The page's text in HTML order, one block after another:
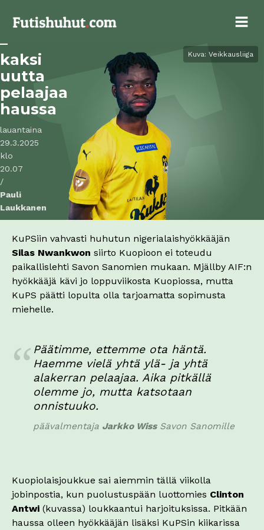
Kuva: Veikkausliiga
KuPSille
–
kaksi
uutta
pelaajaa
haussa
lauantaina
29.3.2025
klo
20.07
/
Pauli
Laukkanen
KuPSiin vahvasti huhutun nigerialaishyökkääjän
Silas Nwankwon siirto Kuopioon ei toteudu
paikallislehti Savon Sanomien mukaan. Mjällby AIF:n
hyökkääjä kävi jo loppuviikosta Kuopiossa, mutta
KuPS päätti lopulta olla tarjoamatta sopimusta
miehelle.
Päätimme, ettemme ota häntä.
Haemme vielä yhtä ylä- ja yhtä
alakerran pelaajaa. Aika pitkällä
olemme jo, mutta katsotaan
onnistuuko.
päävalmentaja Jarkko WissSavon Sanomille
Kuopiolaisjoukkue sai aiemmin tällä viikolla
jobinpostia, kun puolustuspään luottomies Clinton
Antwi (kuvassa) loukkaantui harjoituksissa. Pitkään
haussa olleen hyökkääjän lisäksi KuPSin kiikarissa